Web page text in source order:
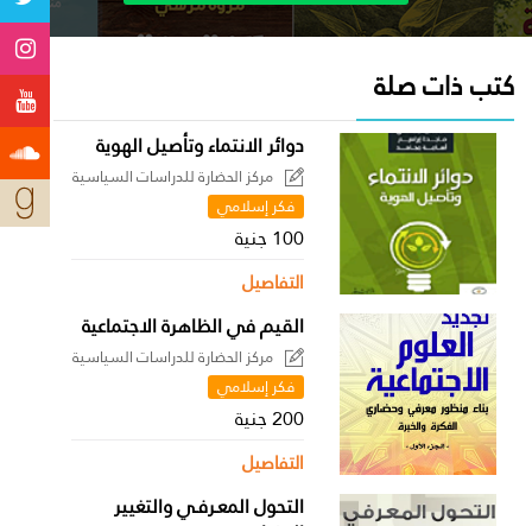
كتب ذات صلة
دوائر الانتماء وتأصيل الهوية
مركز الحضارة للدراسات السياسية
فكر إسلامي
100 جنية
التفاصيل
القيم في الظاهرة الاجتماعية
مركز الحضارة للدراسات السياسية
فكر إسلامي
200 جنية
التفاصيل
التحول المعـرفـي والتغيير